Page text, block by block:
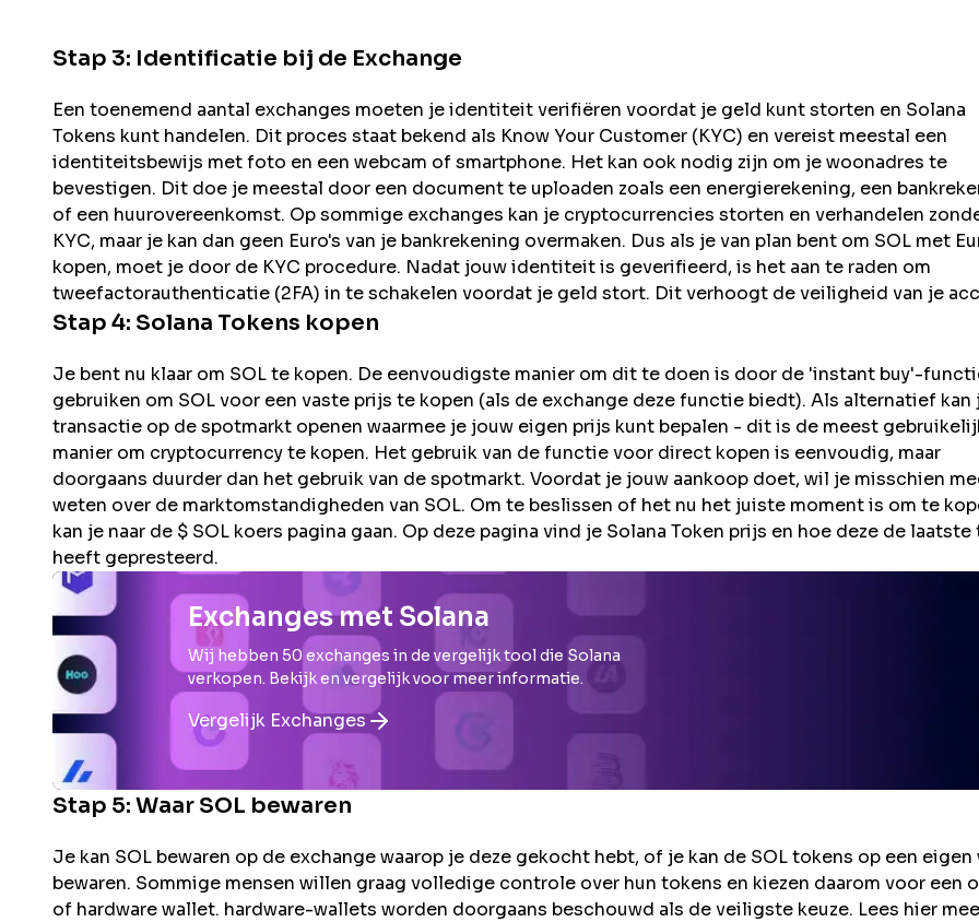
Stap 3: Identificatie bij de Exchange
Een toenemend aantal exchanges moeten je identiteit verifiëren voordat je geld kunt storten en Solana
Tokens kunt handelen. Dit proces staat bekend als Know Your Customer (KYC) en vereist meestal een
identiteitsbewijs met foto en een webcam of smartphone. Het kan ook nodig zijn om je woonadres te
bevestigen. Dit doe je meestal door een document te uploaden zoals een energierekening, een
of een huurovereenkomst. Op sommige exchanges kan je cryptocurrencies storten en verhandelen
KYC, maar je kan dan geen Euro's van je bankrekening overmaken. Dus als je van plan bent om SOL met
kopen, moet je door de KYC procedure. Nadat jouw identiteit is geverifieerd, is het aan te raden om
tweefactorauthenticatie (2FA) in te schakelen voordat je geld stort. Dit verhoogt de veiligheid van je
Stap 4: Solana Tokens kopen
Je bent nu klaar om SOL te kopen. De eenvoudigste manier om dit te doen is door de 'instant buy'-
gebruiken om SOL voor een vaste prijs te kopen (als de exchange deze functie biedt). Als alternatief kan
transactie op de spotmarkt openen waarmee je jouw eigen prijs kunt bepalen - dit is de meest
manier om cryptocurrency te kopen. Het gebruik van de functie voor direct kopen is eenvoudig, maar
doorgaans duurder dan het gebruik van de spotmarkt. Voordat je jouw aankoop doet, wil je misschien
weten over de marktomstandigheden van SOL. Om te beslissen of het nu het juiste moment is om te
kan je naar de $ SOL koers pagina gaan. Op deze pagina vind je Solana Token prijs en hoe deze de
heeft gepresteerd.
Exchanges met Solana
Wij hebben 50 exchanges in de vergelijk tool die Solana
verkopen. Bekijk en vergelijk voor meer informatie.
Vergelijk Exchanges
Stap 5: Waar SOL bewaren
Je kan SOL bewaren op de exchange waarop je deze gekocht hebt, of je kan de SOL tokens op een
bewaren. Sommige mensen willen graag volledige controle over hun tokens en kiezen daarom voor een
of hardware wallet. hardware-wallets worden doorgaans beschouwd als de veiligste keuze. Lees hier